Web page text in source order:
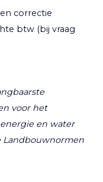
correctie
btw (bij vraag
voor het
en water
Landbouwnormen